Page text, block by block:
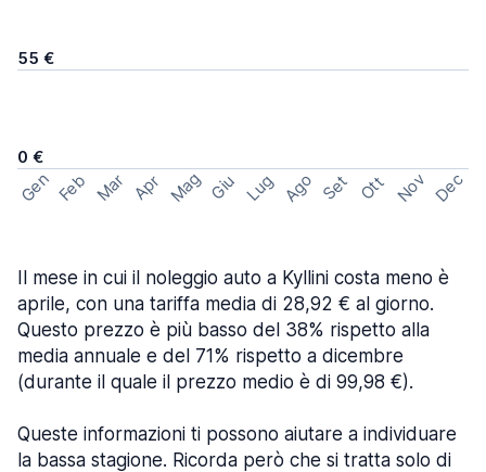
55 €
0 €
Gen Feb Mar Apr Mag Giu Lug Ago Set Ott Nov Dec
Il mese in cui il noleggio auto a Kyllini costa meno è
aprile, con una tariffa media di 28,92 € al giorno.
Questo prezzo è più basso del 38% rispetto alla
media annuale e del 71% rispetto a dicembre
(durante il quale il prezzo medio è di 99,98 €).
Queste informazioni ti possono aiutare a individuare
la bassa stagione. Ricorda però che si tratta solo di